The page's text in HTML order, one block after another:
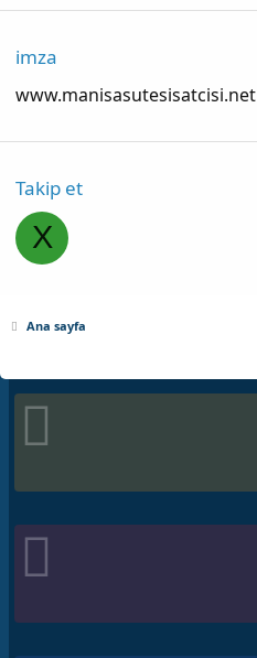
imza
www.manisasutesisatcisi.net
Takip et
X
Ana sayfa